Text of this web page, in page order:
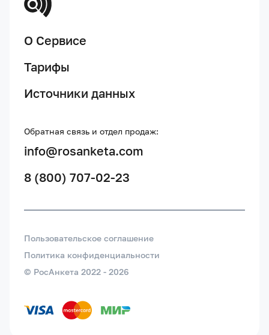
О Сервисе
Тарифы
Источники данных
Обратная связь и отдел продаж:
info@rosanketa.com
8 (800) 707-02-23
Пользовательское соглашение
Политика конфиденциальности
© РосАнкета 2022 - 2026